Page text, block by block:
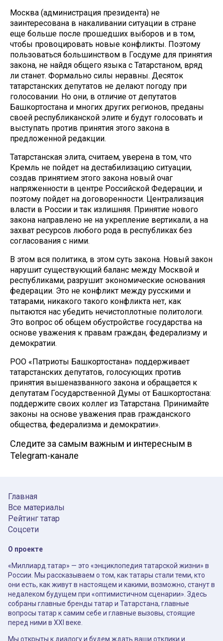
Москва (администрация президента) не
заинтересована в накаливании ситуации в стране
еще больше после прошедших выборов и в том,
чтобы провоцировать новые конфликты. Поэтому
пользоваться большинством в Госдуме для принятия
закона, не найдя общего языка с Татарстаном, вряд
ли станет. Формально силы неравны. Десяток
татарстанских депутатов не делают погоду при
голосовании. Но они, в отличие от депутатов
Башкортостана и многих других регионов, преданы
своей республиканской элите и будут голосовать и
выступать против принятия этого закона в
предложенной редакции.
Татарстанская элита, считаем, уверена в том, что
Кремль не пойдет на дестабилизацию ситуации,
создав принятием этого закона новый очаг
напряженности в центре Российской Федерации, и
поэтому пойдет на договоренности. Централизация
власти в России и так излишняя. Принятие нового
закона направлено не на укрепление вертикали, а на
захват ресурсов любого рода в республиках без
согласования с ними.
В этом вся политика, в этом суть закона. Новый закон
нарушит существующий баланс между Москвой и
республиками, разрушит экономические основания
федерации. Это не конфликт между русскими и
татарами, никакого такого конфликта нет, как
пытаются нас убедить нечистоплотные политологи.
Это вопрос об общем обустройстве государства на
основе уважения к правам граждан, федерализму и
демократии.
РОО «Патриоты Башкортостана» поддерживает
татарстанских депутатов, голосующих против
принятия вышеназванного закона и обращается к
депутатам Государственной Думы от Башкортостана:
поддержите своих коллег из Татарстана. Принимайте
законы на основе уважения прав гражданского
общества, федерализма и демократии».
Следите за самым важным и интересным в
Telegram-канале
Главная
Все материалы
Рейтинг татар
Соцсети
О проекте
«Миллиард.татар» — это «энциклопедия татарской жизни» в
России. Мы рассказываем о том, как татары стали теми, кто
они есть, как живут в настоящем и какими, возможно, станут в
недалеком будущем при «оптимистичном сценарии». Здесь
собраны главные бренды татар и Татарстана, главные
вопросы татар к самим себе и главные вызовы, стоящие
перед ними в XXI веке.
Мы открыты к диалогу и будем ждать ваши отклики и